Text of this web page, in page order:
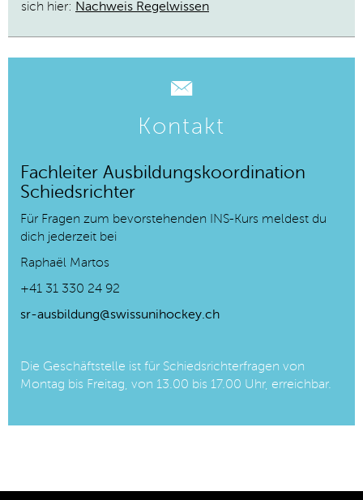
sich hier: Nachweis Regelwissen
Kontakt
Fachleiter Ausbildungskoordination
Schiedsrichter
Für Fragen zum bevorstehenden INS-Kurs meldest du
dich jederzeit bei
Raphaël Martos
+41 31 330 24 92
sr-ausbildung@swissunihockey.ch
Die Geschäftstelle ist für Schiedsrichterfragen von
Montag bis Freitag, von 13.00 bis 17.00 Uhr, erreichbar.